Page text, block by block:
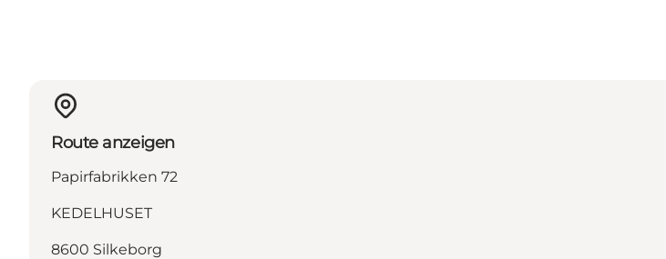
Route anzeigen
Papirfabrikken 72
KEDELHUSET
8600 Silkeborg